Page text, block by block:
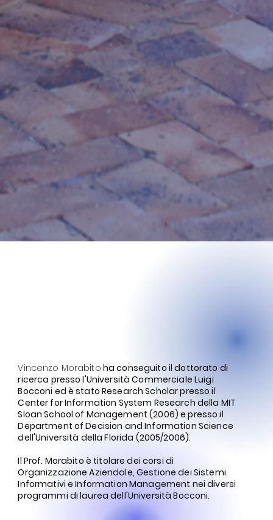
Vincenzo Morabito ha conseguito il dottorato di
ricerca presso l'Università Commerciale Luigi
Bocconi ed è stato Research Scholar presso il
Center for Information System Research della MIT
Sloan School of Management (2006) e presso il
Department of Decision and Information Science
dell'Università della Florida (2005/2006).
Il Prof. Morabito è titolare dei corsi di
Organizzazione Aziendale, Gestione dei Sistemi
Informativi e Information Management nei diversi
programmi di laurea dell'Università Bocconi.